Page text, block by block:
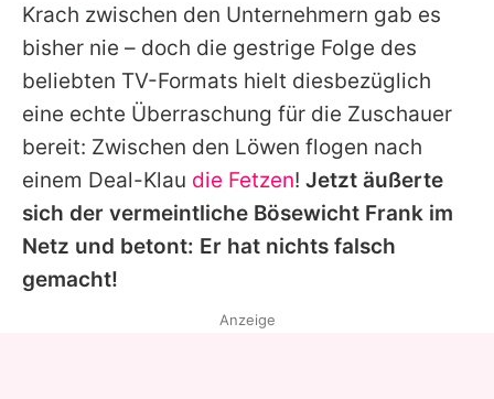
Krach zwischen den Unternehmern gab es
bisher nie – doch die gestrige Folge des
beliebten TV-Formats hielt diesbezüglich
eine echte Überraschung für die Zuschauer
bereit: Zwischen den Löwen flogen nach
einem Deal-Klau die Fetzen! Jetzt äußerte
sich der vermeintliche Bösewicht Frank im
Netz und betont: Er hat nichts falsch
gemacht!
Anzeige